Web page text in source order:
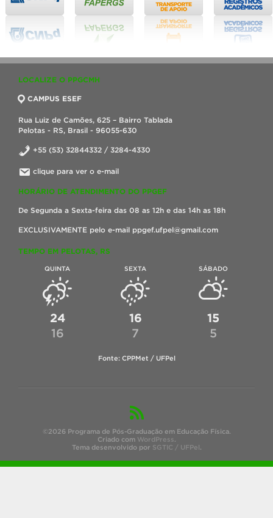
LOCALIZE O PPGCMH
CAMPUS ESEF
Rua Luiz de Camões, 625 – Bairro Tablada
Pelotas - RS, Brasil - 96055-630
+55 (53) 32844332 / 3284-4330
clique para ver o e-mail
HORÁRIO DE ATENDIMENTO DO PPGEF
De Segunda a Sexta-feira das 08 as 12h e das 14h as 18h
EXCLUSIVAMENTE pelo e-mail ppgef.ufpel@gmail.com
TEMPO EM PELOTAS, RS
QUINTA
24
16
SEXTA
16
7
SÁBADO
15
5
Fonte: CPPMet / UFPel
©2026 Programa de Pós-Graduação em Educação Física.
Criado com WordPress.
Tema desenvolvido por SGTIC / UFPel .